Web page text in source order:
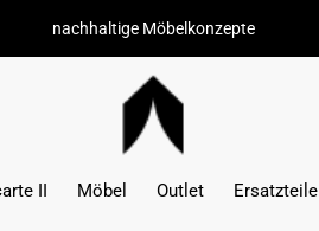
II Möbel Outlet Ersatzteile
nachhaltige Möbelkonzepte